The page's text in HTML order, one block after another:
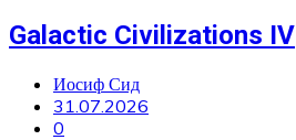
Galactic Civilizations IV
Иосиф Сид
31.07.2026
0